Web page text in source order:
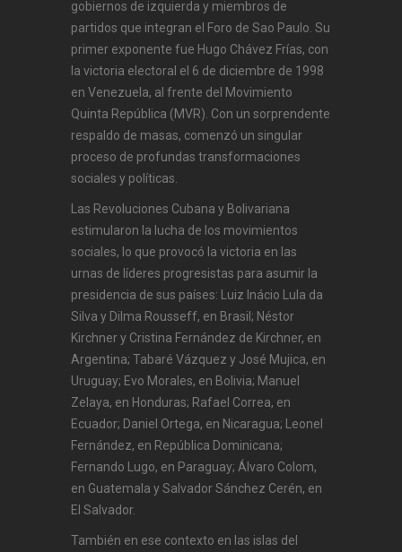
gobiernos de izquierda y miembros de
partidos que integran el Foro de Sao Paulo. Su
primer exponente fue Hugo Chávez Frías, con
la victoria electoral el 6 de diciembre de 1998
en Venezuela, al frente del Movimiento
Quinta República (MVR). Con un sorprendente
respaldo de masas, comenzó un singular
proceso de profundas transformaciones
sociales y políticas.
Las Revoluciones Cubana y Bolivariana
estimularon la lucha de los movimientos
sociales, lo que provocó la victoria en las
urnas de líderes progresistas para asumir la
presidencia de sus países: Luiz Inácio Lula da
Silva y Dilma Rousseff, en Brasil; Néstor
Kirchner y Cristina Fernández de Kirchner, en
Argentina; Tabaré Vázquez y José Mujica, en
Uruguay; Evo Morales, en Bolivia; Manuel
Zelaya, en Honduras; Rafael Correa, en
Ecuador; Daniel Ortega, en Nicaragua; Leonel
Fernández, en República Dominicana;
Fernando Lugo, en Paraguay; Álvaro Colom,
en Guatemala y Salvador Sánchez Cerén, en
El Salvador.
También en ese contexto en las islas del